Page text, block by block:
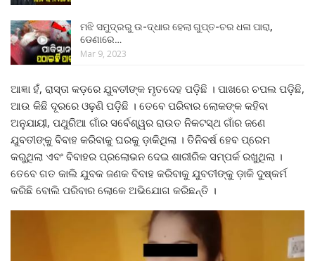
ମଝି ସମୁଦ୍ରରୁ ଉ-ଦ୍ଧାର ହେଲା ଗୁପ୍ତ-ଚର ଧଳା ପାରା,
ଡେଣାରେ…
Mar 9, 2023
ଆଜ୍ଞା ହଁ, ରାସ୍ତା କଡ଼ରେ ଯୁବତୀଙ୍କ ମୃତଦେହ ପଡ଼ିଛି । ପାଖରେ ଚପଲ ପଡ଼ିଛି,
ଆଉ କିଛି ଦୂରରେ ଓଢ଼ଣି ପଡ଼ିଛି । ତେବେ ପରିବାର ଲୋକଙ୍କ କହିବା
ଅନୁଯାୟୀ, ପଥୁରିଆ ଗାଁର ସର୍ବେଶ୍ୱର ରାଉତ ନିକଟସ୍ଥ ଗାଁର ଜଣେ
ଯୁବତୀଙ୍କୁ ବିବାହ କରିବାକୁ ଘରକୁ ଡ଼ାକିଥିଲା । ତିନିବର୍ଷ ହେବ ପ୍ରେମ
କରୁଥିଲା ଏବଂ ବିବାହର ପ୍ରଲୋଭନ ଦେଇ ଶାରୀରିକ ସମ୍ପର୍କ ରଖୁଥିଲା ।
ତେବେ ଗତ କାଲି ଯୁବକ ଜଣକ ବିବାହ କରିବାକୁ ଯୁବତୀଙ୍କୁ ଡ଼ାକି ଦୁଷ୍କର୍ମ
କରିଛି ବୋଲି ପରିବାର ଲୋକେ ଅଭିଯୋଗ କରିଛନ୍ତି ।